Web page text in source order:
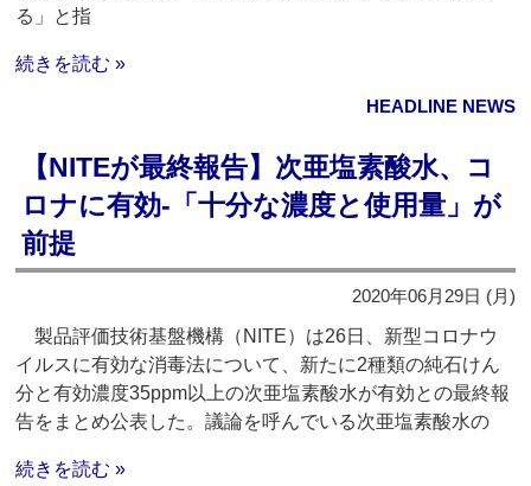
る」と指
続きを読む »
HEADLINE NEWS
【NITEが最終報告】次亜塩素酸水、コ
ロナに有効‐「十分な濃度と使用量」が
前提
2020年06月29日 (月)
製品評価技術基盤機構（NITE）は26日、新型コロナウ
イルスに有効な消毒法について、新たに2種類の純石けん
分と有効濃度35‌ppm以上の次亜塩素酸水が有効との最終報
告をまとめ公表した。議論を呼んでいる次亜塩素酸水の
続きを読む »